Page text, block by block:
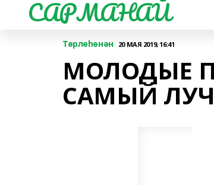
САРМАНАЙ
Төрлөһөнән 20 МАЯ 2019, 16:41
МОЛОДЫЕ
САМЫЙ